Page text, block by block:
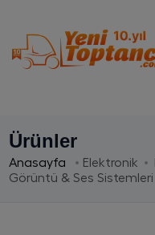
Ürünler
Anasayfa Elektronik
Görüntü & Ses Sistemleri